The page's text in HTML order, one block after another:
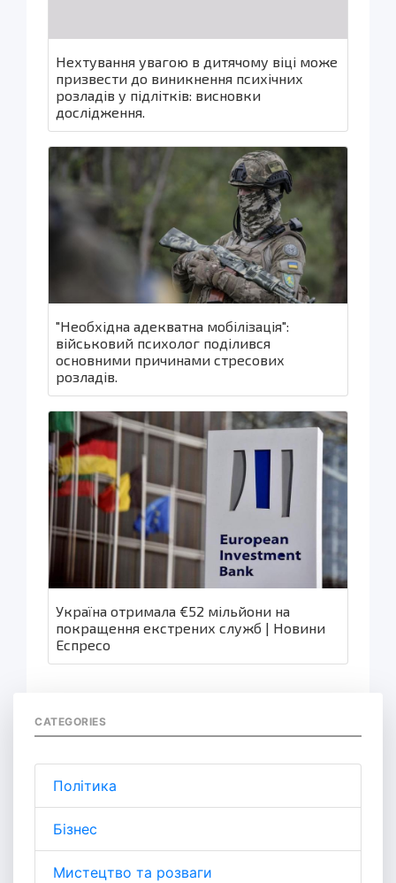
Нехтування увагою в дитячому віці може
призвести до виникнення психічних
розладів у підлітків: висновки
дослідження.
"Необхідна адекватна мобілізація":
військовий психолог поділився
основними причинами стресових
розладів.
Україна отримала €52 мільйони на
покращення екстрених служб | Новини
Еспресо
CATEGORIES
Політика
Бізнес
Мистецтво та розваги